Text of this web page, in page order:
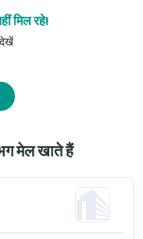
मिल रहे!
मेल खाते हैं